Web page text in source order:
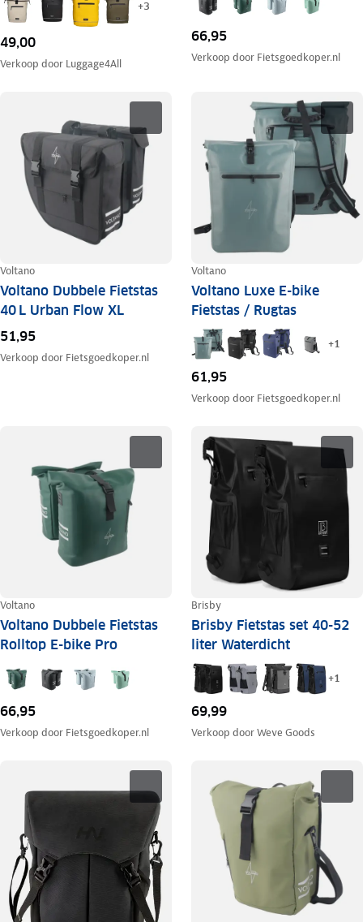
+3
49,00
Verkoop door Luggage4All
66,95
Verkoop door Fietsgoedkoper.nl
Voltano
Voltano Dubbele Fietstas
40 L Urban Flow XL
51,95
Verkoop door Fietsgoedkoper.nl
Voltano
Voltano Luxe E-bike
Fietstas / Rugtas
+1
61,95
Verkoop door Fietsgoedkoper.nl
Voltano
Voltano Dubbele Fietstas
Rolltop E-bike Pro
66,95
Verkoop door Fietsgoedkoper.nl
Brisby
Brisby Fietstas set 40-52
liter Waterdicht
+1
69,99
Verkoop doorWeve Goods